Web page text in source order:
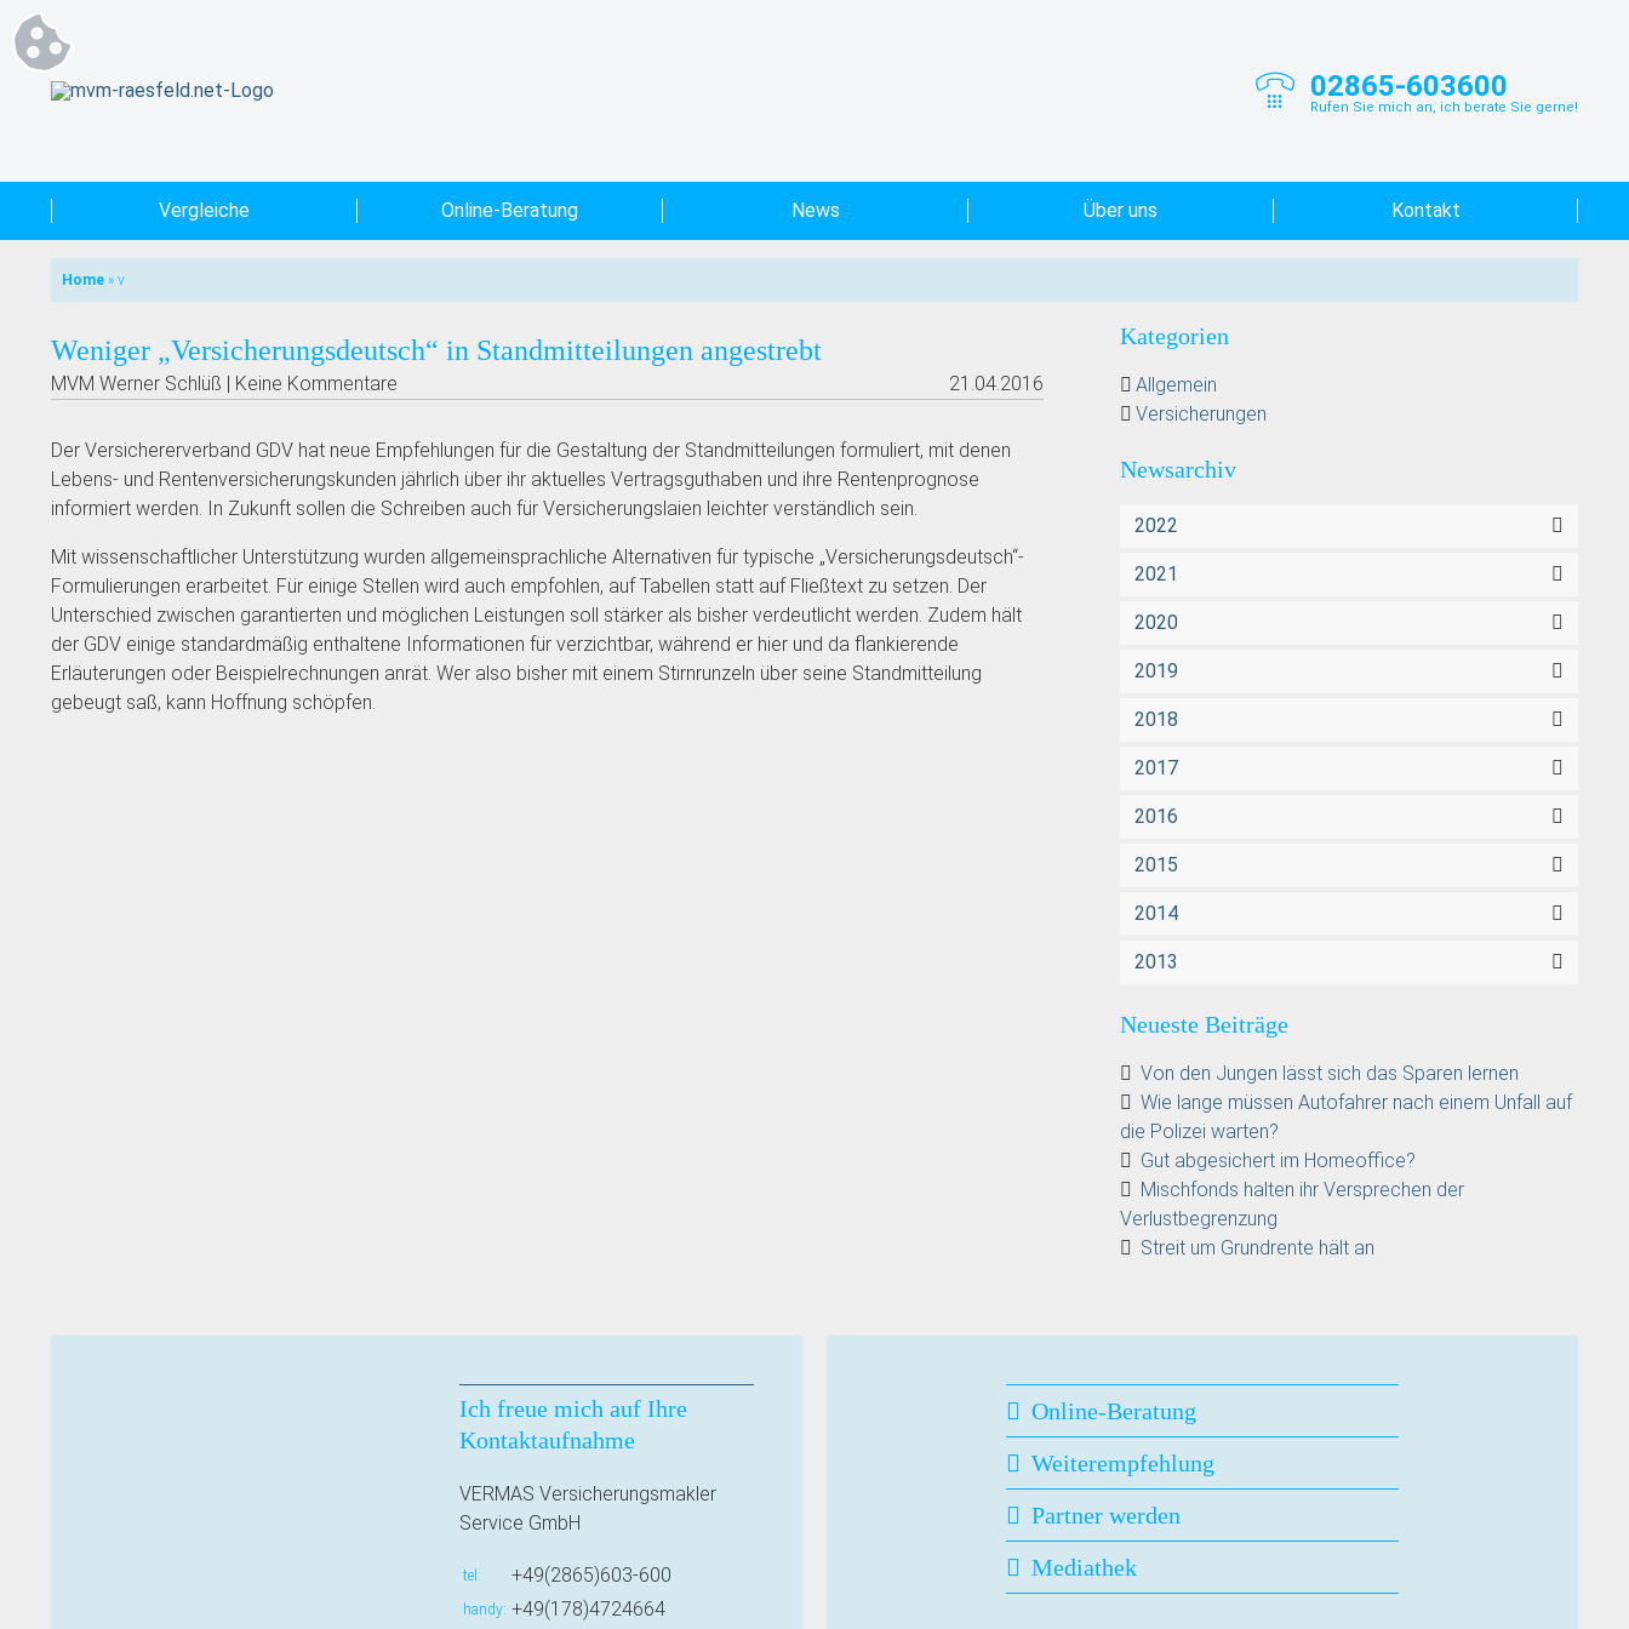
02865-603600
Rufen Sie mich an, ich berate Sie gerne!
Vergleiche Online-Beratung News Über uns Kontakt
Home » v
Weniger „Versicherungsdeutsch“ in Standmitteilungen angestrebt
MVM Werner Schlüß | Keine Kommentare 21.04.2016
Der Versichererverband GDV hat neue Empfehlungen für die Gestaltung der Standmitteilungen formuliert, mit denen
Lebens- und Rentenversicherungskunden jährlich über ihr aktuelles Vertragsguthaben und ihre Rentenprognose
informiert werden. In Zukunft sollen die Schreiben auch für Versicherungslaien leichter verständlich sein.
Mit wissenschaftlicher Unterstützung wurden allgemeinsprachliche Alternativen für typische „Versicherungsdeutsch“-
Formulierungen erarbeitet. Für einige Stellen wird auch empfohlen, auf Tabellen statt auf Fließtext zu setzen. Der
Unterschied zwischen garantierten und möglichen Leistungen soll stärker als bisher verdeutlicht werden. Zudem hält
der GDV einige standardmäßig enthaltene Informationen für verzichtbar, während er hier und da flankierende
Erläuterungen oder Beispielrechnungen anrät. Wer also bisher mit einem Stirnrunzeln über seine Standmitteilung
gebeugt saß, kann Hoffnung schöpfen.
Kategorien
Allgemein
Versicherungen
Newsarchiv
2022
2021
2020
2019
2018
2017
2016
2015
2014
2013
Neueste Beiträge
Von den Jungen lässt sich das Sparen lernen
Wie lange müssen Autofahrer nach einem Unfall auf
die Polizei warten?
Gut abgesichert im Homeoffice?
Mischfonds halten ihr Versprechen der
Verlustbegrenzung
Streit um Grundrente hält an
Ich freue mich auf Ihre
Kontaktaufnahme
VERMAS Versicherungsmakler
Service GmbH
tel +49(2865)603-600
handy +49(178)4724664
Online-Beratung
Weiterempfehlung
Partner werden
Mediathek